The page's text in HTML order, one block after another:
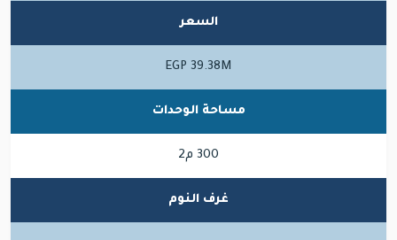
السعر
EGP 39.38M
مساحة الوحدات
300 م2
غرف النوم